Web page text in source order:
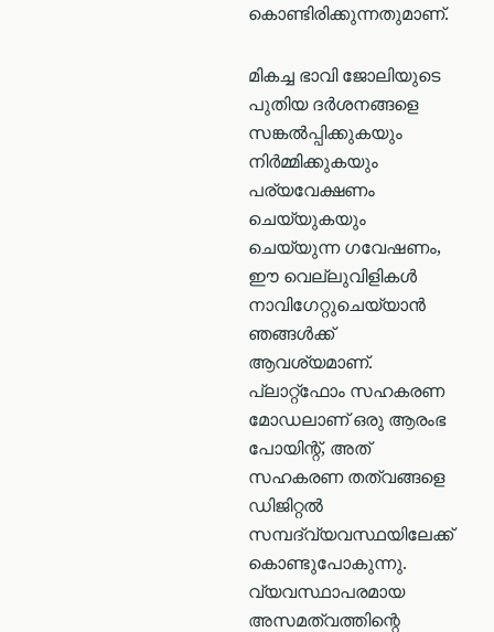
കൊണ്ടിരിക്കുന്നതുമാണ്.
മികച്ച ഭാവി ജോലിയുടെ
പുതിയ ദർശനങ്ങളെ
സങ്കൽപ്പിക്കുകയും
നിർമ്മിക്കുകയും
പര്യവേക്ഷണം
ചെയ്യുകയും
ചെയ്യുന്ന ഗവേഷണം,
ഈ വെല്ലുവിളികൾ
നാവിഗേറ്റുചെയ്യാൻ
ഞങ്ങൾക്ക്
ആവശ്യമാണ്.
പ്ലാറ്റ്ഫോം സഹകരണ
മോഡലാണ് ഒരു ആരംഭ
പോയിന്റ്, അത്
സഹകരണ തത്വങ്ങളെ
ഡിജിറ്റൽ
സമ്പദ്‌വ്യവസ്ഥയിലേക്ക്
കൊണ്ടുപോകുന്നു.
വ്യവസ്ഥാപരമായ
അസമത്വത്തിന്റെ